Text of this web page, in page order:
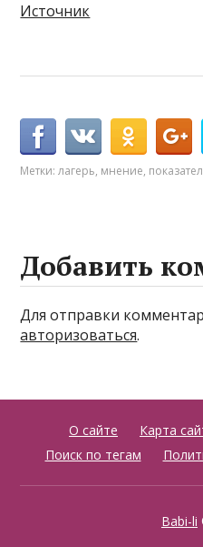
Источник
Метки:лагерь, мнение,
Добавить
Для отправки
авторизоваться.
О сайте Карта
Поиск по тегам
Babi-li